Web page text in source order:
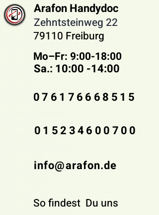
Arafon Handydoc
Zehntsteinweg 22
79110 Freiburg
Mo–Fr: 9:00-18:00 ​
Sa.: 10:00 -14:00
076176668515
015234600700
info@arafon.de
So findest Du uns